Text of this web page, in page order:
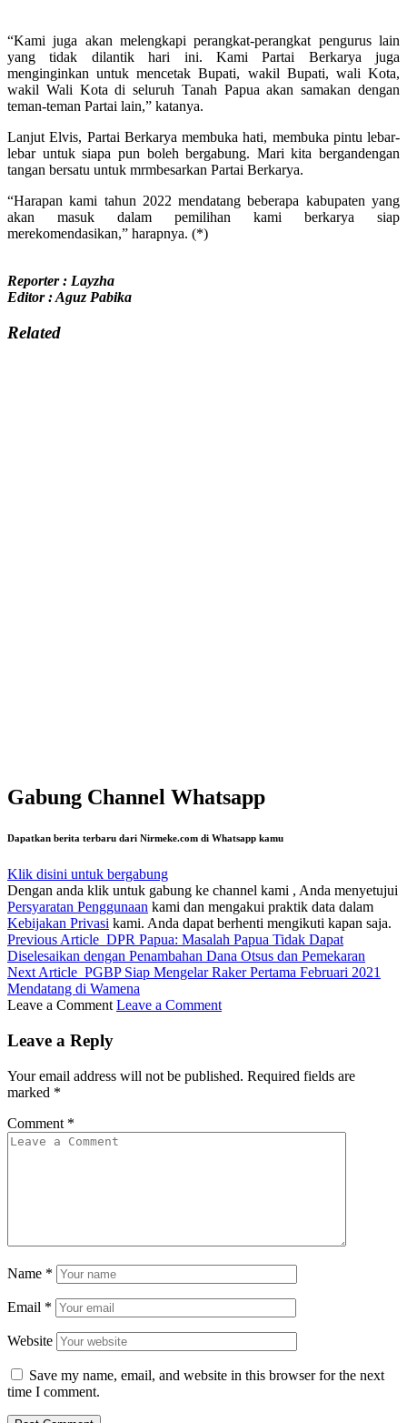
“Kami juga akan melengkapi perangkat-perangkat pengurus lain
yang tidak dilantik hari ini. Kami Partai Berkarya juga
menginginkan untuk mencetak Bupati, wakil Bupati, wali Kota,
wakil Wali Kota di seluruh Tanah Papua akan samakan dengan
teman-teman Partai lain,” katanya.
Lanjut Elvis, Partai Berkarya membuka hati, membuka pintu lebar-
lebar untuk siapa pun boleh bergabung. Mari kita bergandengan
tangan bersatu untuk mrmbesarkan Partai Berkarya.
“Harapan kami tahun 2022 mendatang beberapa kabupaten yang
akan masuk dalam pemilihan kami berkarya siap
merekomendasikan,” harapnya. (*)
Reporter : Layzha
Editor : Aguz Pabika
Related
Gabung Channel Whatsapp
Dapatkan berita terbaru dari Nirmeke.com di Whatsapp kamu
Klik disini untuk bergabung
Dengan anda klik untuk gabung ke channel kami , Anda menyetujui
Persyaratan Penggunaan kami dan mengakui praktik data dalam
Kebijakan Privasi kami. Anda dapat berhenti mengikuti kapan saja.
Previous Article DPR Papua: Masalah Papua Tidak Dapat
Diselesaikan dengan Penambahan Dana Otsus dan Pemekaran
Next Article PGBP Siap Mengelar Raker Pertama Februari 2021
Mendatang di Wamena
Leave a Comment Leave a Comment
Leave a Reply
Your email address will not be published. Required fields are
marked *
Comment *
Name *
Email *
Website
Save my name, email, and website in this browser for the next
time I comment.